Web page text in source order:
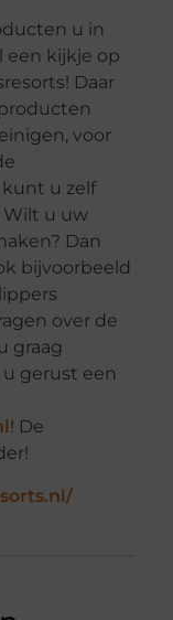
u in
een kijkje op
Daar
voor
u zelf
Wilt u uw
Dan
bijvoorbeeld
over de
graag
gerust een
! De